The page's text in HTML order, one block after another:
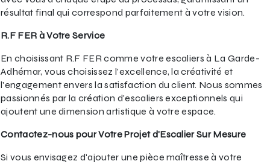
résultat final qui correspond parfaitement à votre vision.
R.F FER à Votre Service
En choisissant R.F FER comme votre escaliers à La Garde-
Adhémar, vous choisissez l'excellence, la créativité et
l'engagement envers la satisfaction du client. Nous sommes
passionnés par la création d'escaliers exceptionnels qui
ajoutent une dimension artistique à votre espace.
Contactez-nous pour Votre Projet d'Escalier Sur Mesure
Si vous envisagez d'ajouter une pièce maîtresse à votre